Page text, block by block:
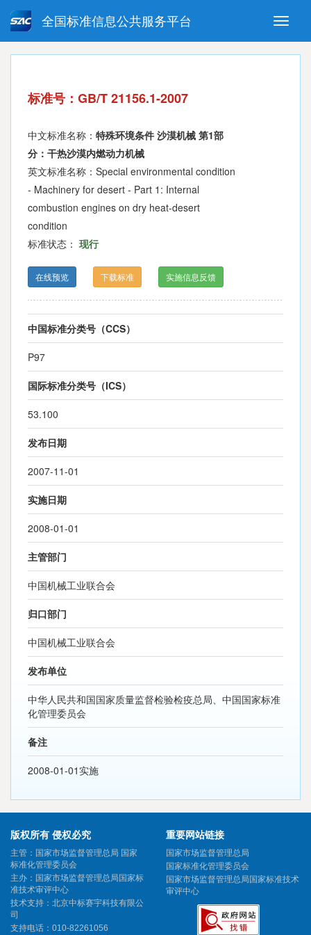
Toggle
全国标准信息公共服务平台
强制性国家标准 推荐性国家标准
指导性技术文件 (National standards in foreign
标准号：GB/T 21156.1-2007
中文标准名称： 特殊环境条件 沙漠机械 第1部
分：干热沙漠内燃动力机械
英文标准名称：Special environmental condition
- Machinery for desert - Part 1: Internal
combustion engines on dry heat-desert
condition
标准状态： 现行
在线预览 下载标准 实施信息反馈
中国标准分类号（CCS）
P97
国际标准分类号（ICS）
53.100
发布日期
2007-11-01
实施日期
2008-01-01
主管部门
中国机械工业联合会
归口部门
中国机械工业联合会
发布单位
中华人民共和国国家质量监督检验检疫总局、中国国家标准
化管理委员会
备注
2008-01-01实施
版权所有 侵权必究
主管：国家市场监督管理总局 国家
标准化管理委员会
主办：国家市场监督管理总局国家标
准技术审评中心
技术支持：北京中标赛宇科技有限公
司
支持电话：010-82261056
重要网站链接
国家市场监督管理总局
国家标准化管理委员会
国家市场监督管理总局国家标准技术
审评中心